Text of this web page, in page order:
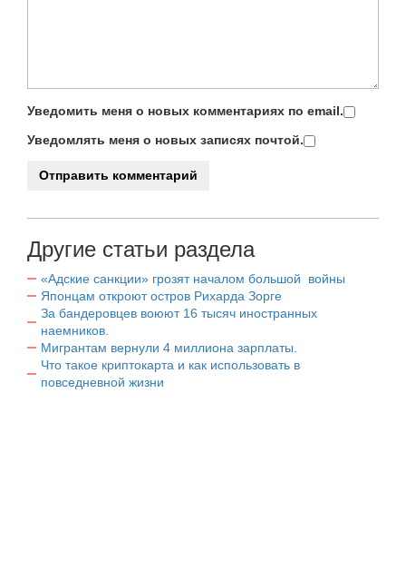
Уведомить меня о новых комментариях по email.
Уведомлять меня о новых записях почтой.
Другие статьи раздела
«Адские санкции» грозят началом большой войны
Японцам откроют остров Рихарда Зорге
За бандеровцев воюют 16 тысяч иностранных
наемников.
Мигрантам вернули 4 миллиона зарплаты.
Что такое криптокарта и как использовать в
повседневной жизни